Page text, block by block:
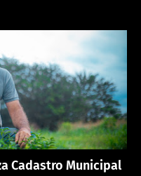
Cadastro Municipal